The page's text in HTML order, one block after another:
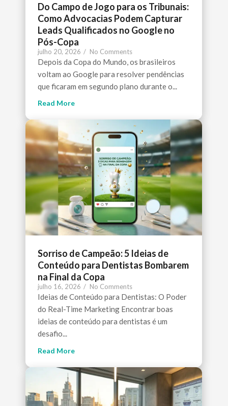
Do Campo de Jogo para os Tribunais:
Como Advocacias Podem Capturar
Leads Qualificados no Google no
Pós-Copa
julho 20, 2026 / No Comments
Depois da Copa do Mundo, os brasileiros
voltam ao Google para resolver pendências
que ficaram em segundo plano durante o...
Read More
Sorriso de Campeão: 5 Ideias de
Conteúdo para Dentistas Bombarem
na Final da Copa
julho 16, 2026 / No Comments
Ideias de Conteúdo para Dentistas: O Poder
do Real-Time Marketing Encontrar boas
ideias de conteúdo para dentistas é um
desafio...
Read More